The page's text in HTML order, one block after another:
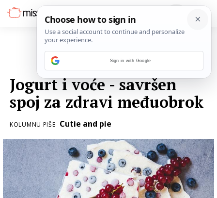
Jogurt i voće - savršen
spoj za zdravi međuobrok
KOLUMNU PIŠE Cutie and pie
Sign in with Google